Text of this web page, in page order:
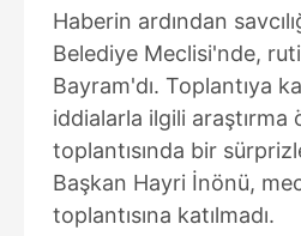
Haberin ardından
Belediye Meclisi'nde,
Bayram'dı. Toplantıya
iddialarla ilgili araştırma
toplantısında bir
Başkan Hayri İnönü,
toplantısına katılmadı.